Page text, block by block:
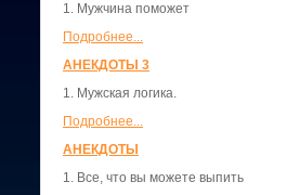
1. Мужчина поможет
Подробнее...
АНЕКДОТЫ 3
1. Мужская логика.
Подробнее...
АНЕКДОТЫ
1. Все, что вы можете выпить